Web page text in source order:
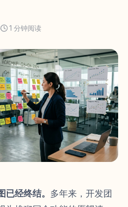
1 分钟阅读
经终结。 多年来，开发团